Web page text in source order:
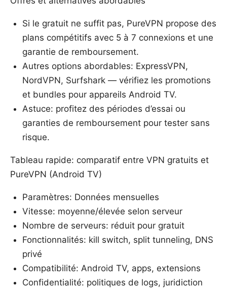
Si le gratuit ne suffit pas, PureVPN propose des
plans compétitifs avec 5 à 7 connexions et une
garantie de remboursement.
Autres options abordables: ExpressVPN,
NordVPN, Surfshark — vérifiez les promotions
et bundles pour appareils Android TV.
Astuce: profitez des périodes d’essai ou
garanties de remboursement pour tester sans
risque.
Tableau rapide: comparatif entre VPN gratuits et
PureVPN (Android TV)
Paramètres: Données mensuelles
Vitesse: moyenne/élevée selon serveur
Nombre de serveurs: réduit pour gratuit
Fonctionnalités: kill switch, split tunneling, DNS
privé
Compatibilité: Android TV, apps, extensions
Confidentialité: politiques de logs, juridiction